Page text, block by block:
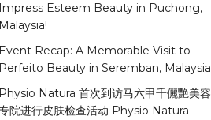
Impress Esteem Beauty in Puchong,
Malaysia!
Event Recap: A Memorable Visit to
Perfeito Beauty in Seremban, Malaysia
Physio Natura 首次到访马六甲千儷艷美容
院进行皮肤检查活动 Physio Natura